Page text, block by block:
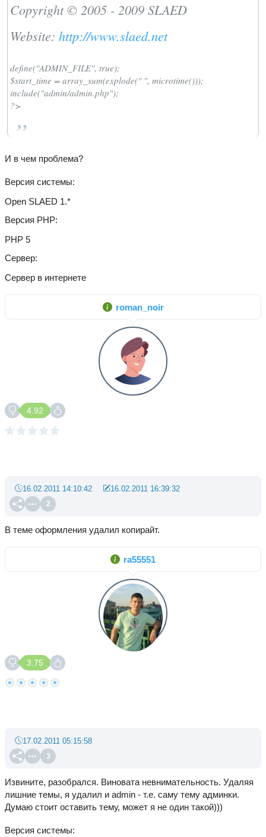
Copyright © 2005 - 2009 SLAED
Website: http://www.slaed.net
define("ADMIN_FILE", true);
$start_time = array_sum(explode(" ", microtime()));
include("admin/admin.php");
?>
И в чем проблема?
Версия системы
Open SLAED 1.*
Версия PHP
PHP 5
Сервер
Сервер в интернете
roman_noir
4.92
2
16.02.2011 14:10:42 16.02.2011 16:39:32
В теме оформления удалил копирайт.
ra55551
3.75
3
17.02.2011 05:15:58
Извините, разобрался. Виновата невнимательность. Удаляя
лишние темы, я удалил и admin - т.е. саму тему админки.
Думаю стоит оставить тему, может я не один такой)))
Версия системы